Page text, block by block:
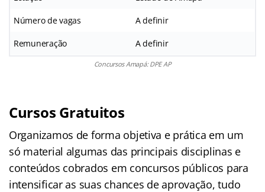
Número de vagas A definir
Remuneração A definir
Concursos Amapá: DPE AP
Cursos Gratuitos
Organizamos de forma objetiva e prática em um
só material algumas das principais disciplinas e
conteúdos cobrados em concursos públicos para
intensificar as suas chances de aprovação, tudo